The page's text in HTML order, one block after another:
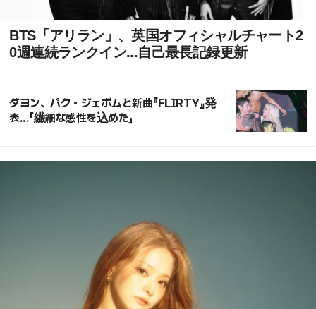
BTS「アリラン」、英国オフィシャルチャート2
0週連続ランクイン...自己最長記録更新
ダヨン、パク・ジェボムと新曲『FLIRTY』発
表...「繊細な感性を込めた」